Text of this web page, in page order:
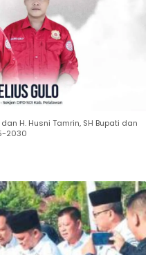
H. Husni Tamrin, SH Bupati dan
2030